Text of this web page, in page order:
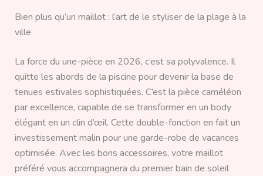
Bien plus qu’un maillot : l’art de le styliser de la plage à la
ville
La force du une-pièce en 2026, c’est sa polyvalence. Il
quitte les abords de la piscine pour devenir la base de
tenues estivales sophistiquées. C’est la pièce caméléon
par excellence, capable de se transformer en un body
élégant en un clin d’œil. Cette double-fonction en fait un
investissement malin pour une garde-robe de vacances
optimisée. Avec les bons accessoires, votre maillot
préféré vous accompagnera du premier bain de soleil